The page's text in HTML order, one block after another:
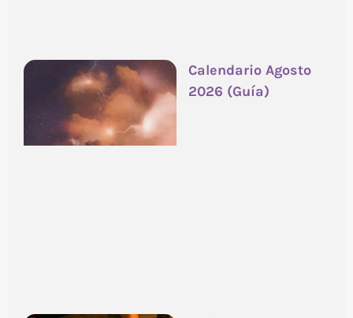
Calendario Agosto
2026 (Guía)